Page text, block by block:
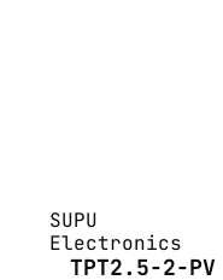
SUPU
Electronics
TPT2.5-2-PV